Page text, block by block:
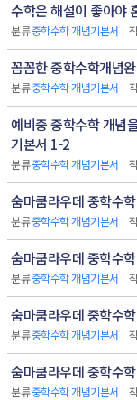
수학은 해설이 좋아야
분류중학수학 개념기본서 |
꼼꼼한 중학수학개념
분류중학수학 개념기본서 |
예비중 중학수학 개념
기본서 1-2
분류중학수학 개념기본서 |
숨마쿰라우데 중학수
분류중학수학 개념기본서 |
숨마쿰라우데 중학수
분류중학수학 개념기본서 |
숨마쿰라우데 중학수
분류중학수학 개념기본서 |
숨마쿰라우데 중학수
분류중학수학 개념기본서 |